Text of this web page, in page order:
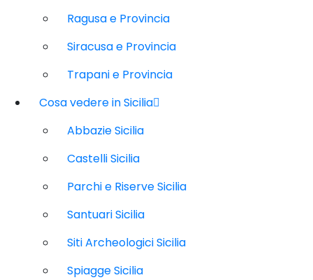
Ragusa e Provincia
Siracusa e Provincia
Trapani e Provincia
Cosa vedere in Sicilia
Abbazie Sicilia
Castelli Sicilia
Parchi e Riserve Sicilia
Santuari Sicilia
Siti Archeologici Sicilia
Spiagge Sicilia